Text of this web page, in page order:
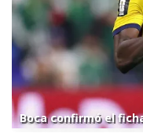
Boca confirmó el